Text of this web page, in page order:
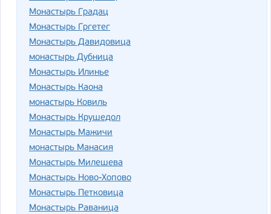
Монастырь Градац
Монастырь Гргетег
Монастырь Давидовица
монастырь Дубница
Монастырь Илинье
Монастырь Каона
монастырь Ковиль
Монастырь Крушедол
Монастырь Мажичи
монастырь Манасия
Монастырь Милешева
Монастырь Ново-Хопово
Монастырь Петковица
Монастырь Раваница